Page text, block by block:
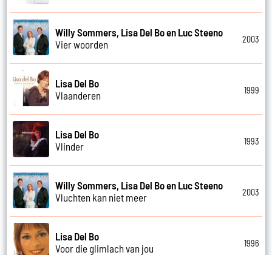
Willy Sommers, Lisa Del Bo en Luc Steeno
Vier woorden
2003
Lisa Del Bo
Vlaanderen
1999
Lisa Del Bo
Vlinder
1993
Willy Sommers, Lisa Del Bo en Luc Steeno
Vluchten kan niet meer
2003
Lisa Del Bo
Voor die glimlach van jou
1996